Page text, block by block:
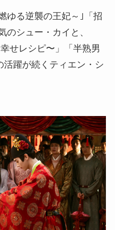
ゆる逆襲の王妃～｣「招
のシュー・カイと、
せレシピ〜」「半熟男
躍が続くティエン・シ